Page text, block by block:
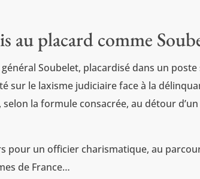
au placard comme
Soubelet, placardisé dans un
sur le laxisme judiciaire face à la
selon la formule consacrée, au détour
pour un officier charismatique, au
de France…